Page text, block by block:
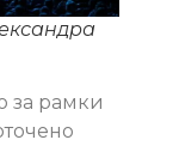
за рамки